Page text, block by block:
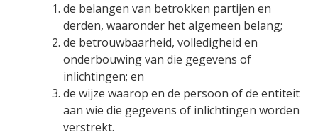
de belangen van betrokken partijen en
derden, waaronder het algemeen belang;
de betrouwbaarheid, volledigheid en
onderbouwing van die gegevens of
inlichtingen; en
de wijze waarop en de persoon of de entiteit
aan wie die gegevens of inlichtingen worden
verstrekt.